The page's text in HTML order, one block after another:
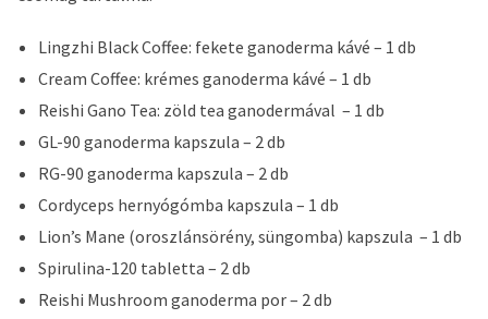
Lingzhi Black Coffee: fekete ganoderma kávé – 1 db
Cream Coffee: krémes ganoderma kávé – 1 db
Reishi Gano Tea: zöld tea ganodermával – 1 db
GL-90 ganoderma kapszula – 2 db
RG-90 ganoderma kapszula – 2 db
Cordyceps hernyógómba kapszula – 1 db
Lion’s Mane (oroszlánsörény, süngomba) kapszula – 1 db
Spirulina-120 tabletta – 2 db
Reishi Mushroom ganoderma por – 2 db